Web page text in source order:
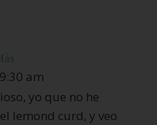
am
yo que no he
lemond curd, y veo